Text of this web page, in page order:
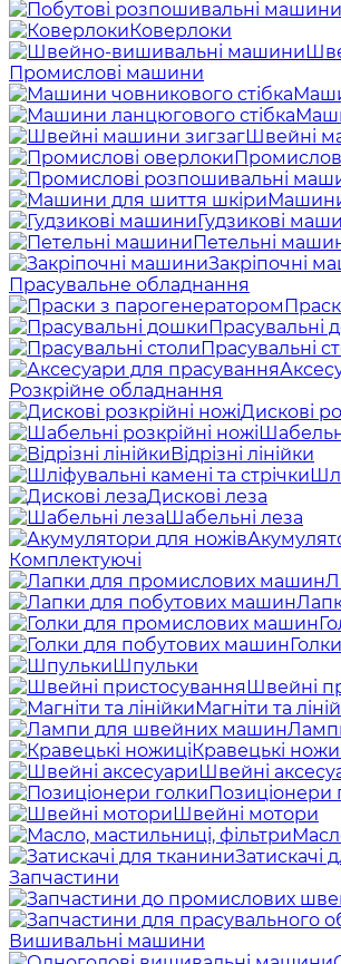
Коверлоки
Промислові машини
Швейні
Гудзикові
Петельні
Закріпочні
Прасувальне обладнання
Прасувальні
Прасувальні
Розкрійне обладнання
Дискові
Відрізні лінійки
Дискові леза
Шабельні леза
Комплектуючі
Шпульки
Швейні
Магніти та
Кравецькі
Швейні
Позиціонери
Швейні мотори
Затискачі
Запчастини
Вишивальні машини